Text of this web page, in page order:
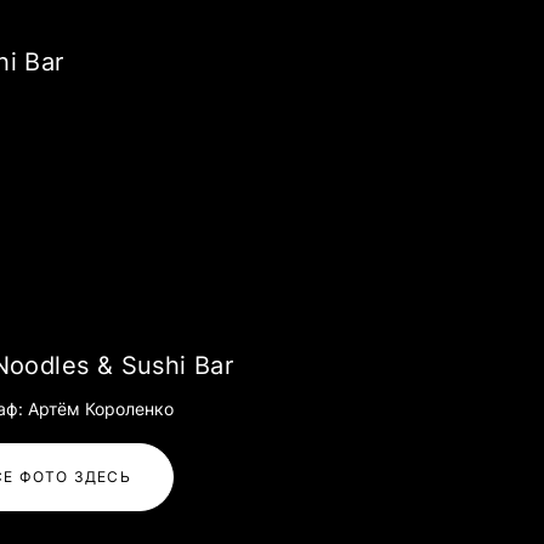
Bar
& Sushi Bar
Артём Короленко
ФОТО ЗДЕСЬ